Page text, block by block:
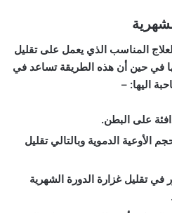
المناسب الذي يعمل على تقليل
في حين أن هذه الطريقة تساعد في
اليها: –
على البطن.
الدموية وبالتالي تقليل
في تقليل غزارة الدورة الشهرية